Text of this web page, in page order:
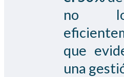
no
que
una